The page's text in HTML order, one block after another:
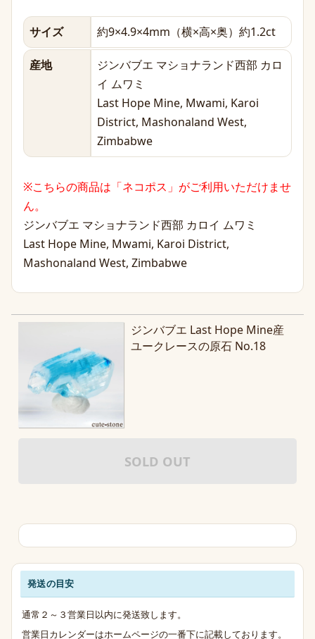
サイズ 約9×4.9×4mm（横×高×奥）約1.2ct
産地
ジンバブエ マショナランド西部 カロ
イ ムワミ
Last Hope Mine, Mwami, Karoi
District, Mashonaland West,
Zimbabwe
※こちらの商品は「ネコポス」がご利用いただけませ
ん。
ジンバブエ マショナランド西部 カロイ ムワミ
Last Hope Mine, Mwami, Karoi District,
Mashonaland West, Zimbabwe
ジンバブエ Last Hope Mine産
ユークレースの原石 No.18
SOLD OUT
発送・お支払い・送料のご案内
発送の目安
通常２～３営業日以内に発送致します。
営業日カレンダーはホームページの一番下に記載しております。